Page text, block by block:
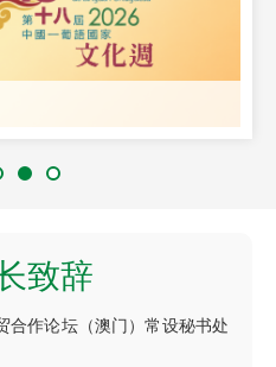
致辞
作论坛（澳门）常设秘书处